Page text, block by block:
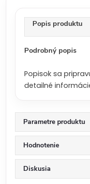
Popis produktu
Podrobný popis
Popisok sa
detailné
Parametre produktu
Hodnotenie
Diskusia